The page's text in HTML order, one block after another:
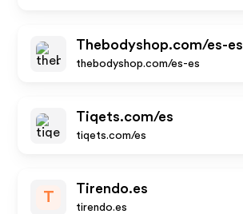
Thebodyshop.com/es-es
thebodyshop.com/es-es
Tiqets.com/es
tiqets.com/es
T
Tirendo.es
tirendo.es